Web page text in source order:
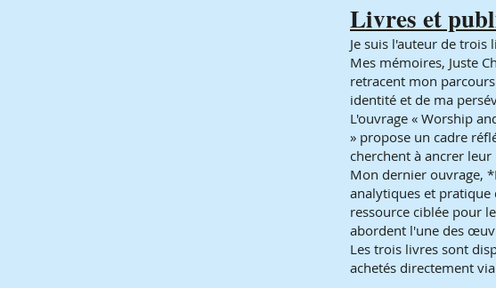
Livres et
Je suis l'auteur de
Mes mémoires, Juste
retracent mon
identité et de ma
L'ouvrage « Worship
» propose un cadre
cherchent à ancrer
Mon dernier ouvrage,
analytiques et
ressource ciblée pour
abordent l'une des
Les trois livres sont
achetés directement